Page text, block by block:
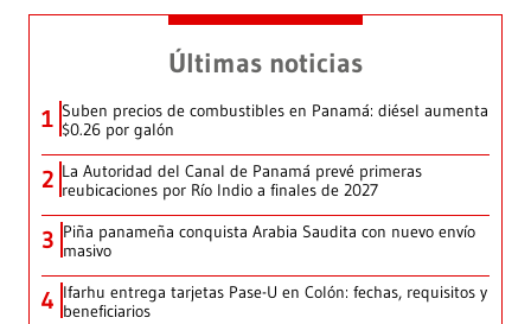
Últimas noticias
1 Suben precios de combustibles en Panamá: diésel aumenta
$0.26 por galón
2 La Autoridad del Canal de Panamá prevé primeras
reubicaciones por Río Indio a finales de 2027
3 Piña panameña conquista Arabia Saudita con nuevo envío
masivo
4 Ifarhu entrega tarjetas Pase-U en Colón: fechas, requisitos y
beneficiarios